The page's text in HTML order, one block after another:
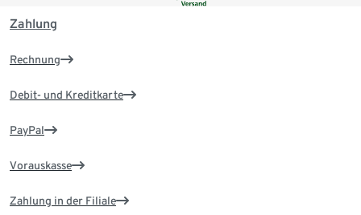
Zahlung
Rechnung
Debit- und Kreditkarte
PayPal
Vorauskasse
Zahlung in der Filiale